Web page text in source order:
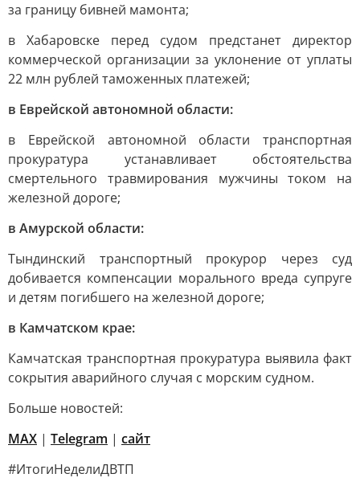
за границу бивней мамонта;
в Хабаровске перед судом предстанет директор
коммерческой организации за уклонение от уплаты
22 млн рублей таможенных платежей;
в Еврейской автономной области:
в Еврейской автономной области транспортная
прокуратура устанавливает обстоятельства
смертельного травмирования мужчины током на
железной дороге;
в Амурской области:
Тындинский транспортный прокурор через суд
добивается компенсации морального вреда супруге
и детям погибшего на железной дороге;
в Камчатском крае:
Камчатская транспортная прокуратура выявила факт
сокрытия аварийного случая с морским судном.
Больше новостей:
MAX | Telegram | сайт
#ИтогиНеделиДВТП